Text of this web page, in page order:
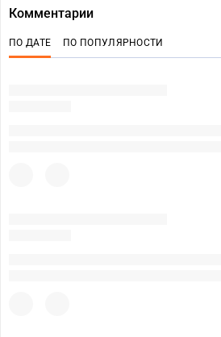
Комментарии
ПО ДАТЕ ПО ПОПУЛЯРНОСТИ